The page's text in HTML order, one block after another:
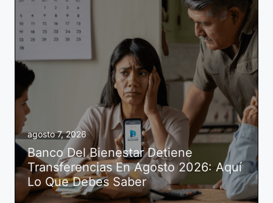
agosto 7, 2026
Banco Del Bienestar Detiene
Transferencias En Agosto 2026: Aquí
Lo Que Debes Saber